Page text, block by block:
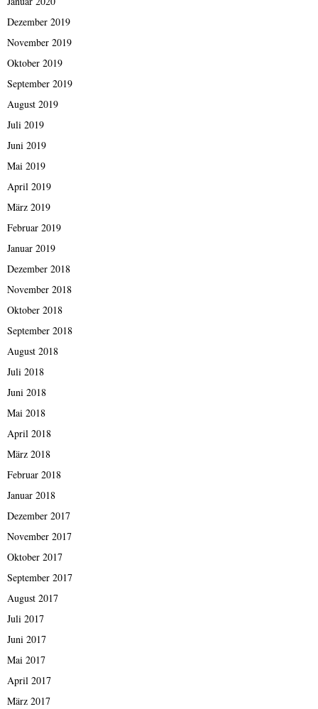
Dezember 2019
November 2019
Oktober 2019
September 2019
August 2019
Juli 2019
Juni 2019
Mai 2019
April 2019
März 2019
Februar 2019
Januar 2019
Dezember 2018
November 2018
Oktober 2018
September 2018
August 2018
Juli 2018
Juni 2018
Mai 2018
April 2018
März 2018
Februar 2018
Januar 2018
Dezember 2017
November 2017
Oktober 2017
September 2017
August 2017
Juli 2017
Juni 2017
Mai 2017
April 2017
März 2017